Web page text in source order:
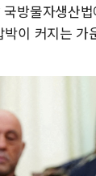
방물자생산
이 커지는 가